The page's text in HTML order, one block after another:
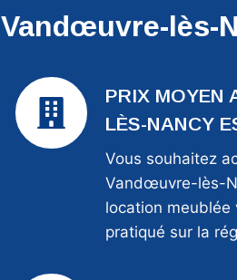
Vandœuvre-lès-
PRIX MOYEN
LÈS-NANCY
Vous souhaitez
Vandœuvre-lès-
location meublée
pratiqué sur la